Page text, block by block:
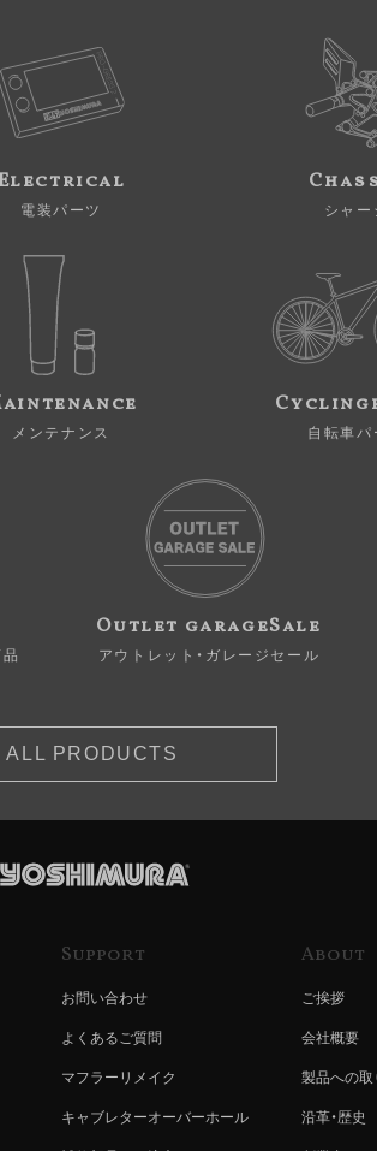
Electrical
電装パーツ シャー
メンテナンス 自転車パ
Outlet garageSale
アウトレット・ガレージセール
ALL PRODUCTS
Support
お問い合わせ
よくあるご質問
マフラーリメイク
キャブレターオーバーホール
About
ご挨拶
会社概要
製品への取
沿革・歴史